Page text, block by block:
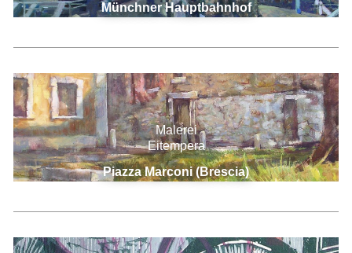
Münchner Hauptbahnhof
Piazza Marconi (Brescia)
Malerei
Eitempera